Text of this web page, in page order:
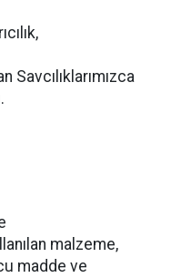
Savcılıklarımızca
malzeme,
madde ve